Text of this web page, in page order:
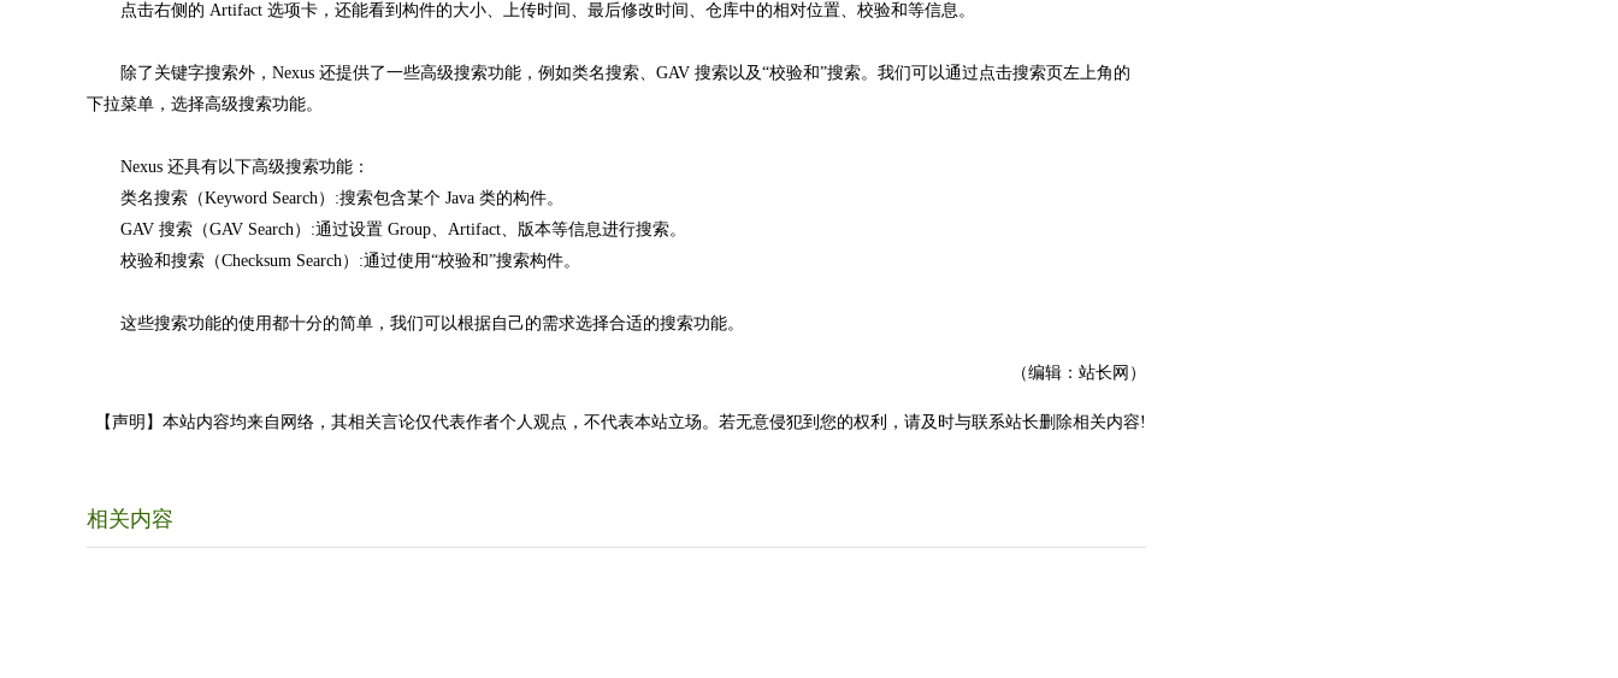
点击右侧的 Artifact 选项卡，还能看到构件的大小、上传时间、最后修改时间、仓库中的相对位置、校验和等信息。
除了关键字搜索外，Nexus 还提供了一些高级搜索功能，例如类名搜索、GAV 搜索以及“校验和”搜索。我们可以通过点击搜索页左上角的
下拉菜单，选择高级搜索功能。
Nexus 还具有以下高级搜索功能：
类名搜索（Keyword Search）:搜索包含某个 Java 类的构件。
GAV 搜索（GAV Search）:通过设置 Group、Artifact、版本等信息进行搜索。
校验和搜索（Checksum Search）:通过使用“校验和”搜索构件。
这些搜索功能的使用都十分的简单，我们可以根据自己的需求选择合适的搜索功能。
（编辑：站长网）
【声明】本站内容均来自网络，其相关言论仅代表作者个人观点，不代表本站立场。若无意侵犯到您的权利，请及时与联系站长删除相关内容!
相关内容